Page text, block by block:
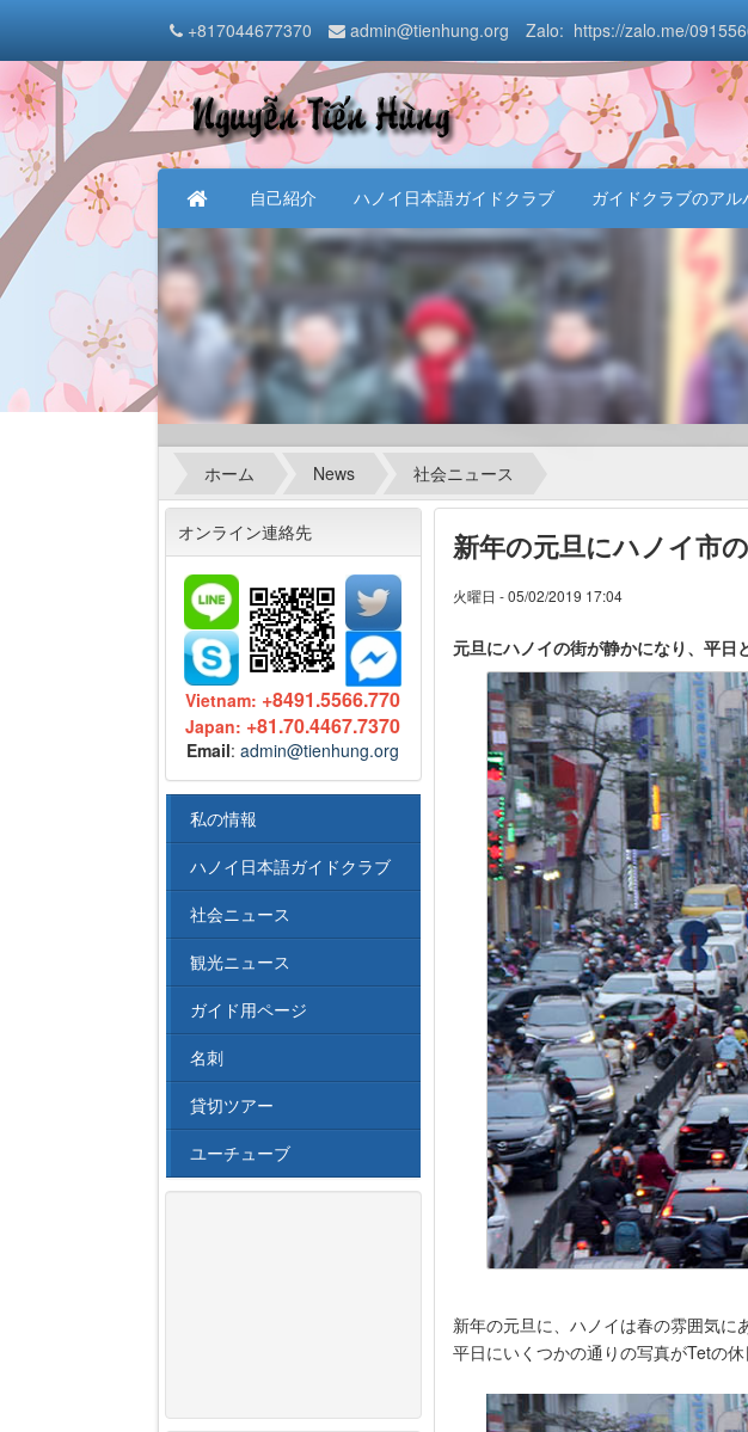
自己紹介 ハノイ日本語ガイドクラブ ガイドクラブのアル
+817044677370 admin@tienhung.org Zalo: https://zalo.me/
ホーム News 社会ニュース
新年の元旦にハノイ市
火曜日 - 05/02/2019 17:04
元旦にハノイの街が静かになり、平日
新年の元旦に、ハノイは春の雰囲気に
平日にいくつかの通りの写真がTetの休
オンライン連絡先
Vietnam: +8491.5566.770
Japan: +81.70.4467.7370
Email:admin@tienhung.org
私の情報
ハノイ日本語ガイドクラブ
社会ニュース
観光ニュース
ガイド用ページ
名刺
貸切ツアー
ユーチューブ